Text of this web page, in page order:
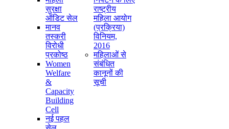
सुरक्षा
ऑडिट सेल
मानव
तस्करी
विरोधी
प्रकोष्ठ
Women
Welfare
&
Capacity
Building
Cell
नई पहल
राष्ट्रीय
महिला आयोग
(प्रक्रिया)
विनियम,
2016
महिलाओं से
संबंधित
कानूनों की
सूची